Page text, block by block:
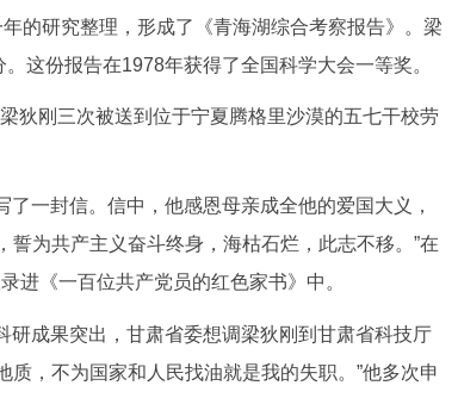
的研究整理，形成了《青海湖综合考察报告》。梁
这份报告在1978年获得了全国科学大会一等奖。
刚三次被送到位于宁夏腾格里沙漠的五七干校劳
一封信。信中，他感恩母亲成全他的爱国大义，
誓为共产主义奋斗终身，海枯石烂，此志不移。”在
进《一百位共产党员的红色家书》中。
成果突出，甘肃省委想调梁狄刚到甘肃省科技厅
质，不为国家和人民找油就是我的失职。”他多次申